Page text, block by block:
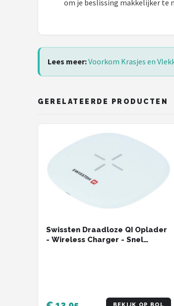
om je beslissing makkelijker te
Lees meer:Voorkom Krasjes en
GERELATEERDE PRODUCTEN
Swissten Draadloze QI Oplader
- Wireless Charger - Snel